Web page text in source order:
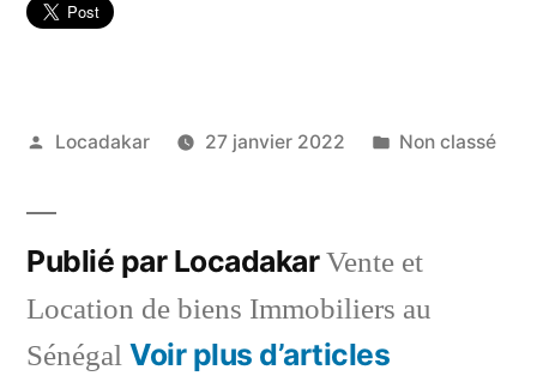
Publié
Locadakar 27 janvier 2022
Publié
Non classé
Publié par LocadakarVente et
Location de biens Immobiliers au
Sénégal Voir plus d’articles